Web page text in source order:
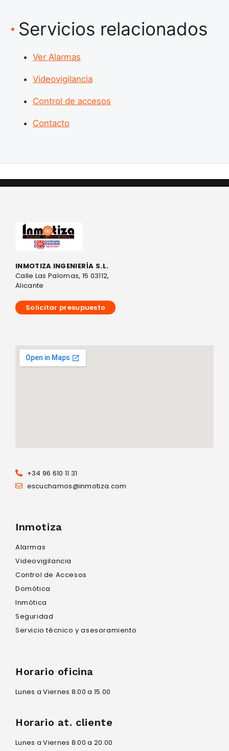
Servicios relacionados
Ver Alarmas
Videovigilancia
Control de accesos
Contacto
INMOTIZA INGENIERÍA S.L.
Calle Las Palomas, 15 03112,
Alicante
Solicitar presupuesto
+34 96 610 11 31
escuchamos@inmotiza.com
Inmotiza
Alarmas
Videovigilancia
Control de Accesos
Domótica
Inmótica
Seguridad
Servicio técnico y asesoramiento
Horario oficina
Lunes a Viernes 8.00 a 15.00
Horario at. cliente
Lunes a Viernes 8:00 a 20:00